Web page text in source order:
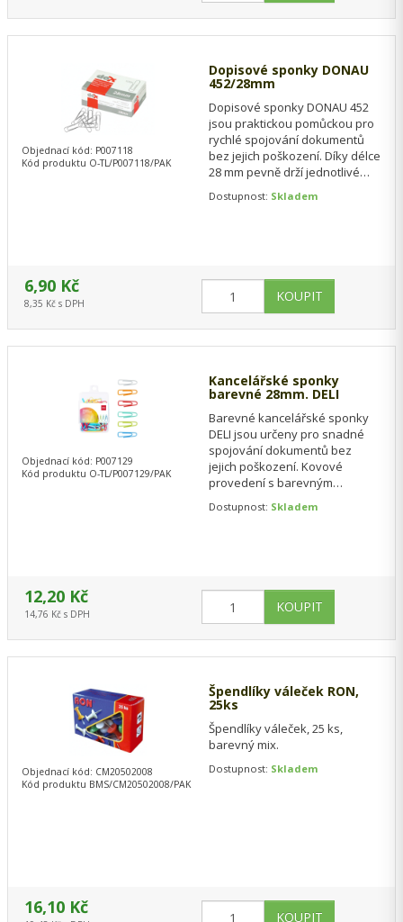
Dopisové sponky DONAU
452/28mm
Dopisové sponky DONAU 452
jsou praktickou pomůckou pro
rychlé spojování dokumentů
bez jejich poškození. Díky délce
28 mm pevně drží jednotlivé
jejich…
Dostupnost: Skladem
Objednací kód: P007118
Kód produktu O-TL/P007118/PAK
6,90 Kč
8,35 Kč s DPH
Kancelářské sponky
barevné 28mm. DELI
Barevné kancelářské sponky
DELI jsou určeny pro snadné
spojování dokumentů bez
jejich poškození. Kovové
provedení s barevným
pevné uchycení listů a…
Dostupnost: Skladem
Objednací kód: P007129
Kód produktu O-TL/P007129/PAK
12,20 Kč
14,76 Kč s DPH
Špendlíky váleček RON,
25ks
Špendlíky váleček, 25 ks,
barevný mix.
Dostupnost: Skladem
Objednací kód: CM20502008
Kód produktu BMS/CM20502008/PAK
16,10 Kč